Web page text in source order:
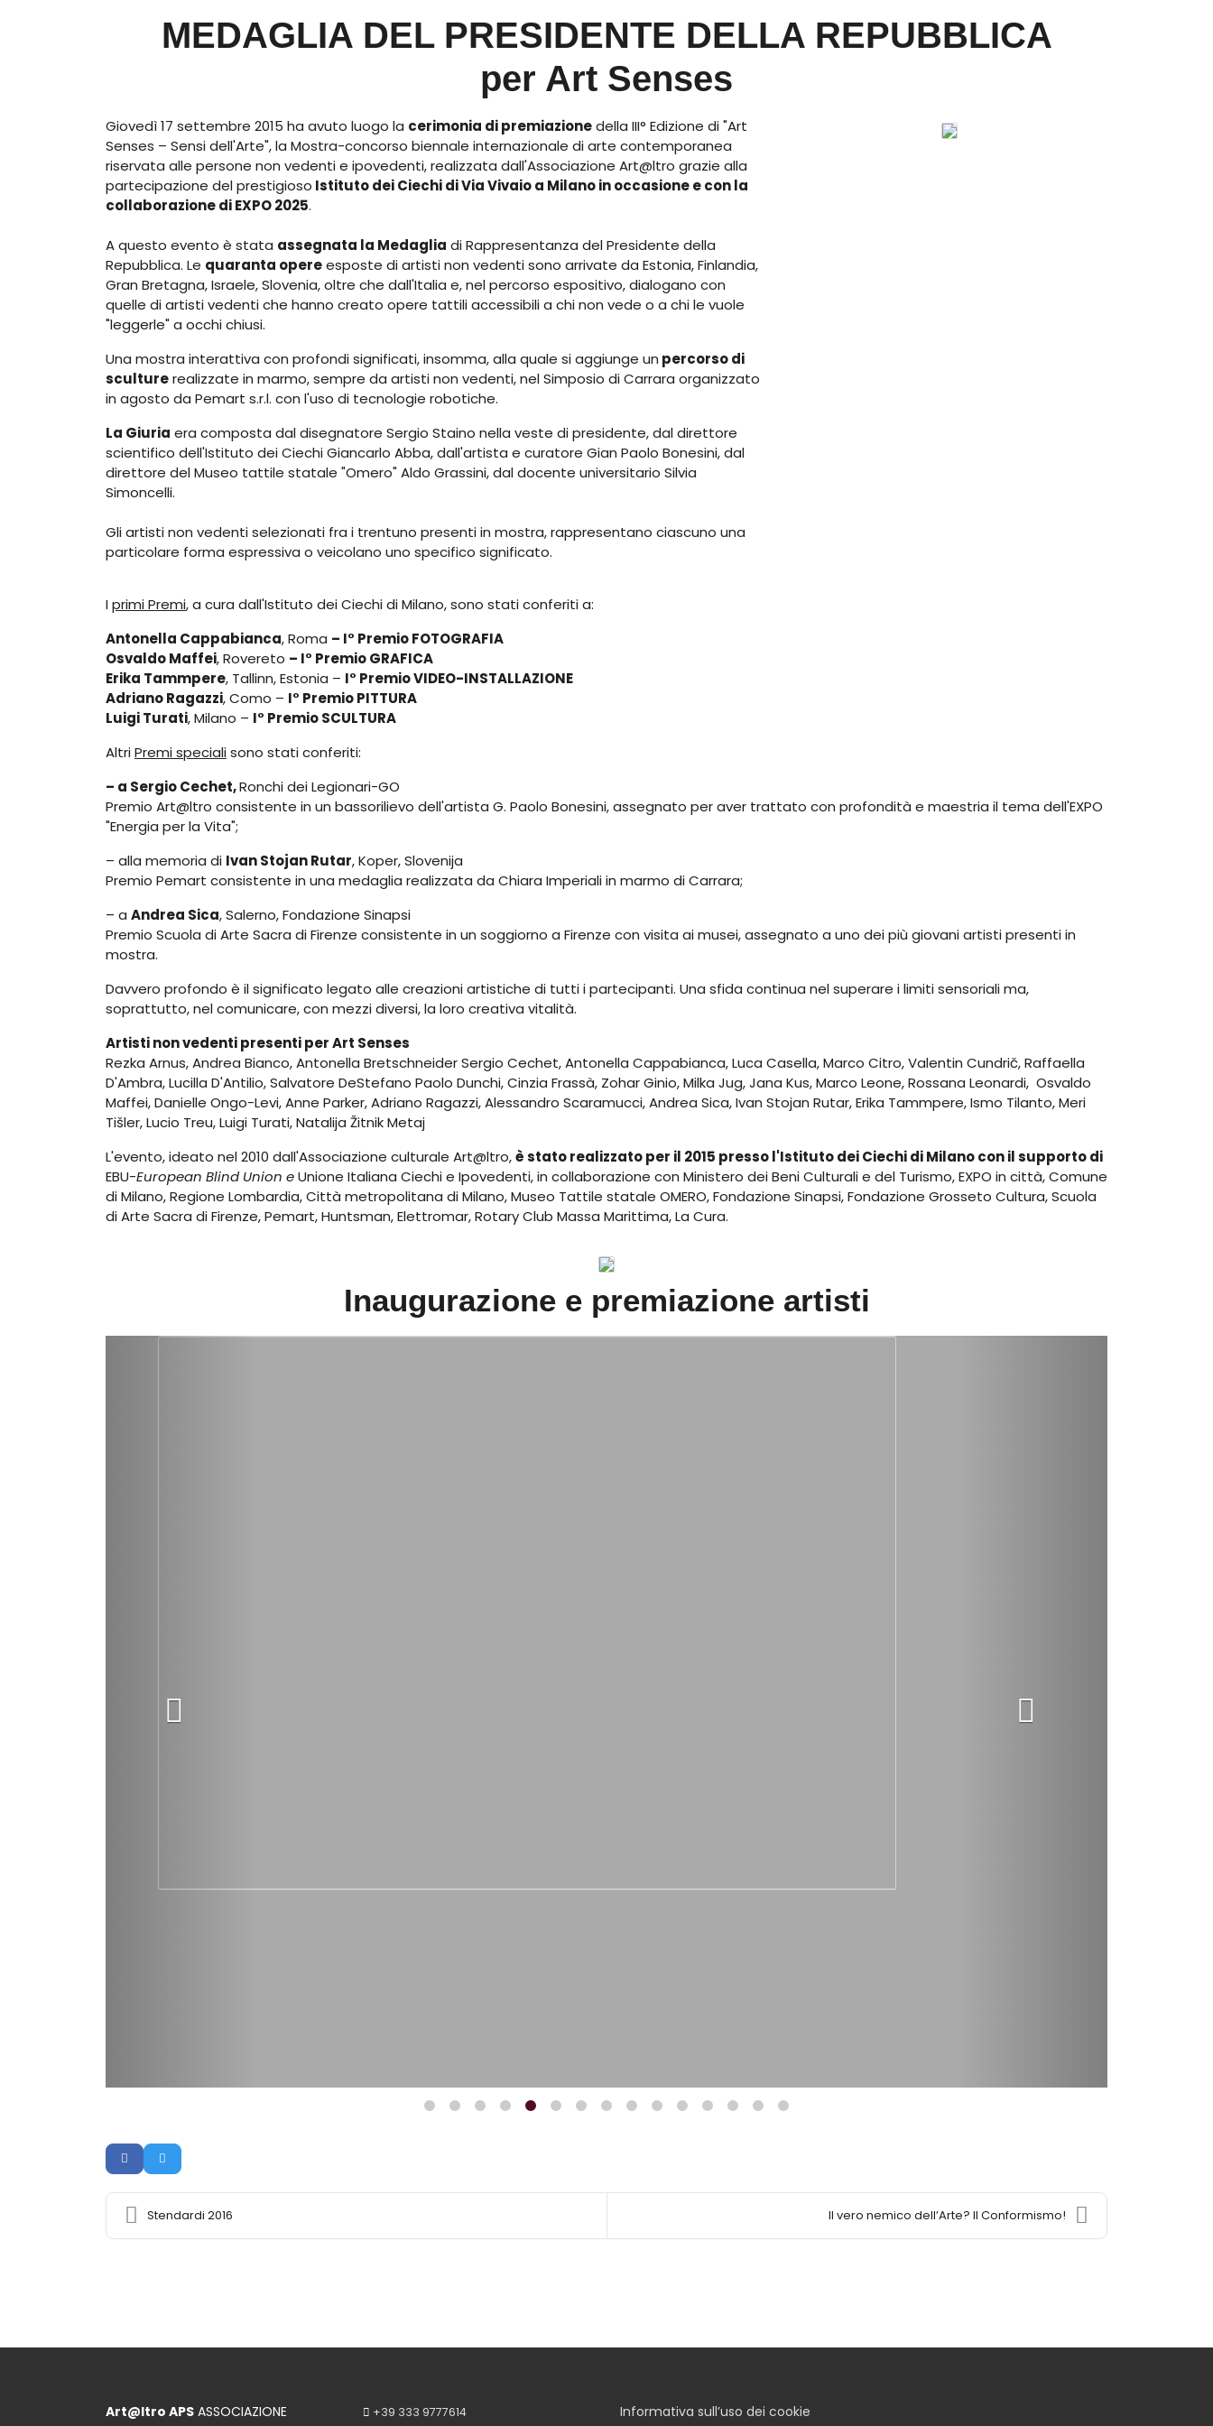
MEDAGLIA DEL PRESIDENTE DELLA REPUBBLICA
per Art Senses
Giovedì 17 settembre 2015 ha avuto luogo la cerimonia di premiazionedella III° Edizione di "Art
Senses – Sensi dell'Arte", la Mostra-concorso biennale internazionale di arte contemporanea
riservata alle persone non vedenti e ipovedenti, realizzata dall'Associazione Art@ltro grazie alla
partecipazione del prestigioso Istituto dei Ciechi di Via Vivaio a Milano in occasione e con la
collaborazione di EXPO 2025.
A questo evento è stata assegnata la Medaglia di Rappresentanza del Presidente della
Repubblica. Le quaranta opereesposte di artisti non vedenti sono arrivate da Estonia, Finlandia,
Gran Bretagna, Israele, Slovenia, oltre che dall'Italia e, nel percorso espositivo, dialogano con
quelle di artisti vedenti che hanno creato opere tattili accessibili a chi non vede o a chi le vuole
"leggerle" a occhi chiusi.
Una mostra interattiva con profondi significati, insomma, alla quale si aggiunge un percorso di
sculturerealizzate in marmo, sempre da artisti non vedenti, nel Simposio di Carrara organizzato
in agosto da Pemart s.r.l. con l'uso di tecnologie robotiche.
La Giuria era composta dal disegnatore Sergio Staino nella veste di presidente, dal direttore
scientifico dell'Istituto dei Ciechi Giancarlo Abba, dall'artista e curatore Gian Paolo Bonesini, dal
direttore del Museo tattile statale "Omero" Aldo Grassini, dal docente universitario Silvia
Simoncelli.
Gli artisti non vedenti selezionati fra i trentuno presenti in mostra, rappresentano ciascuno una
particolare forma espressiva o veicolano uno specifico significato.
Iprimi Premi, a cura dall'Istituto dei Ciechi di Milano, sono stati conferiti a:
Antonella Cappabianca, Roma – I° Premio FOTOGRAFIA
Osvaldo Maffei, Rovereto – I° Premio GRAFICA
Erika Tammpere, Tallinn, Estonia – I° Premio VIDEO-INSTALLAZIONE
Adriano Ragazzi, Como – I° Premio PITTURA
Luigi Turati, Milano – I° Premio SCULTURA
AltriPremi specialisono stati conferiti:
– a Sergio Cechet,Ronchi dei Legionari-GO
Premio Art@ltro consistente in un bassorilievo dell'artista G. Paolo Bonesini, assegnato per aver trattato con profondità e maestria il tema dell'EXPO
"Energia per la Vita";
– alla memoria di Ivan Stojan Rutar, Koper, Slovenija
Premio Pemart consistente in una medaglia realizzata da Chiara Imperiali in marmo di Carrara;
– a Andrea Sica, Salerno, Fondazione Sinapsi
Premio Scuola di Arte Sacra di Firenze consistente in un soggiorno a Firenze con visita ai musei, assegnato a uno dei più giovani artisti presenti in
mostra.
Davvero profondo è il significato legato alle creazioni artistiche di tutti i partecipanti. Una sfida continua nel superare i limiti sensoriali ma,
soprattutto, nel comunicare, con mezzi diversi, la loro creativa vitalità.
Artisti non vedenti presenti per Art Senses
Rezka Arnus, Andrea Bianco, Antonella Bretschneider Sergio Cechet, Antonella Cappabianca, Luca Casella, Marco Citro, Valentin Cundrič, Raffaella
D'Ambra, Lucilla D'Antilio, Salvatore DeStefano Paolo Dunchi, Cinzia Frassà, Zohar Ginio, Milka Jug, Jana Kus, Marco Leone, Rossana Leonardi, Osvaldo
Maffei, Danielle Ongo-Levi, Anne Parker, Adriano Ragazzi, Alessandro Scaramucci, Andrea Sica, Ivan Stojan Rutar, Erika Tammpere, Ismo Tilanto, Meri
Tišler, Lucio Treu, Luigi Turati, Natalija Žitnik Metaj
L'evento, ideato nel 2010 dall'Associazione culturale Art@ltro,è stato realizzato per il 2015 presso l'Istituto dei Ciechi di Milano con il supporto di
EBU-European Blind Union eUnione Italiana Ciechi e Ipovedenti, in collaborazione con Ministero dei Beni Culturali e del Turismo, EXPO in città, Comune
di Milano, Regione Lombardia, Città metropolitana di Milano, Museo Tattile statale OMERO, Fondazione Sinapsi, Fondazione Grosseto Cultura, Scuola
di Arte Sacra di Firenze, Pemart, Huntsman, Elettromar, Rotary Club Massa Marittima, La Cura.
Inaugurazione e premiazione artisti
Stendardi 2016 Il vero nemico dell’Arte? Il Conformismo!
Art@ltro APS ASSOCIAZIONE
+39 333 9777614 Informativa sull’uso dei cookie